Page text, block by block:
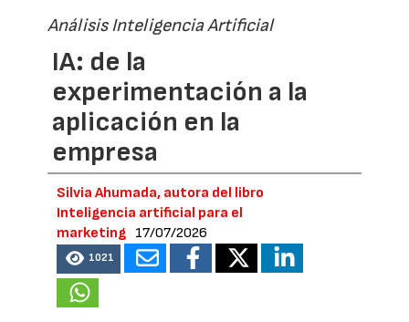
Análisis Inteligencia Artificial
IA: de la
experimentación a la
aplicación en la
empresa
Silvia Ahumada, autora del libro
Inteligencia artificial para el
marketing 17/07/2026
1021